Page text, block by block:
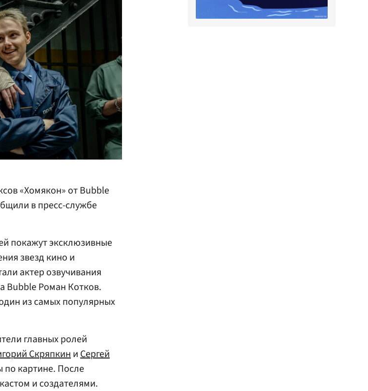
«Хомякон» от Bubble
в пресс-службе
покажут эксклюзивные
звезд кино и
актер озвучивания
Bubble Роман Котков.
из самых популярных
главных ролей
СкряпкиниСергей
картине. После
и создателями.